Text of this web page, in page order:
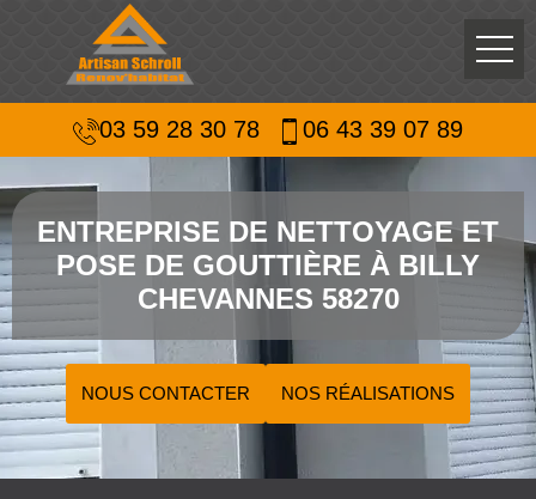
03 59 28 30 78 06 43 39 07 89
ENTREPRISE DE NETTOYAGE ET
POSE DE GOUTTIÈRE À BILLY
CHEVANNES 58270
NOUS CONTACTER NOS RÉALISATIONS